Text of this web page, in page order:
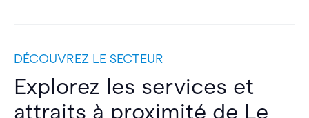
DÉCOUVREZ LE SECTEUR
Explorez les services et
attraits à proximité de Le